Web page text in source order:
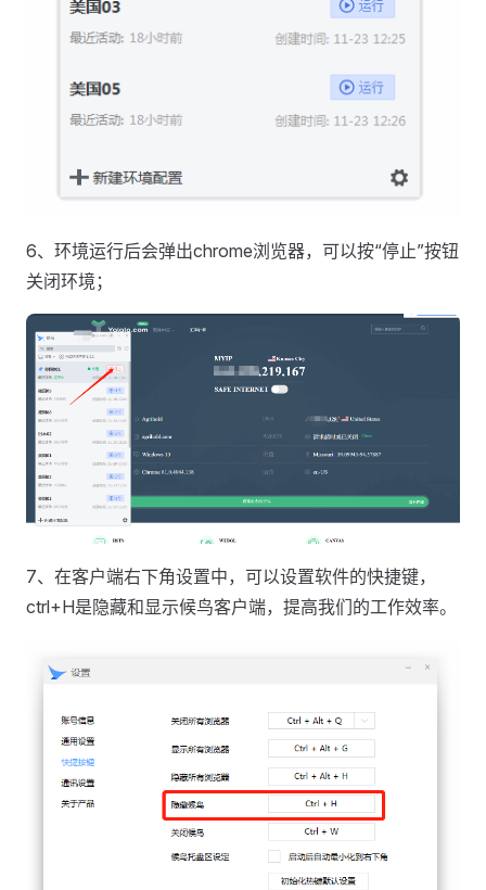
6、环境运行后会弹出chrome浏览器，可以按“停止”按钮
关闭环境；
7、在客户端右下角设置中，可以设置软件的快捷键，
ctrl+H是隐藏和显示候鸟客户端，提高我们的工作效率。